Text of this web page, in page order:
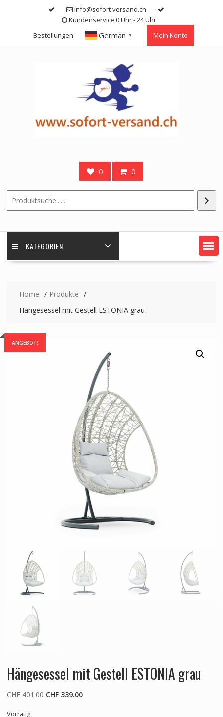
info@sofort-versand.ch
Kundenservice 0 Uhr - 24 Uhr
Bestellungen
German ▼ Mein Konto
0 0
KATEGORIEN
Home
Produkte
Hängesessel mit Gestell ESTONIA grau
ANGEBOT!
Hängesessel mit Gestell ESTONIA grau
CHF401.00 Ursprünglicher
CHF339.00Aktueller
Vorrätig